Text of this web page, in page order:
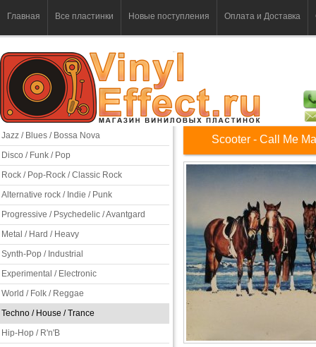
Главная Все пластинки Новые поступления Оплата и Доставка
Jazz / Blues / Bossa Nova
Disco / Funk / Pop
Rock / Pop-Rock / Classic Rock
Alternative rock / Indie / Punk
Progressive / Psychedelic / Avantgard
Metal / Hard / Heavy
Synth-Pop / Industrial
Experimental / Electronic
World / Folk / Reggae
Techno / House / Trance
Hip-Hop / R'n'B
Scooter - Call Me